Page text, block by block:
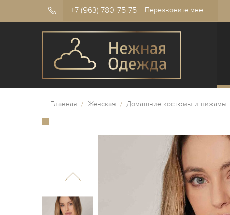
+7 (963) 780-75-75 Перезвоните мне
Главная / Женская / Домашние костюмы и пижамы